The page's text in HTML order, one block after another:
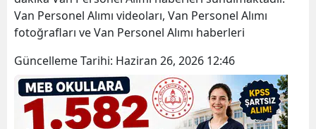
Van Personel Alımı videoları, Van Personel Alımı
fotoğrafları ve Van Personel Alımı haberleri
Güncelleme Tarihi: Haziran 26, 2026 12:46